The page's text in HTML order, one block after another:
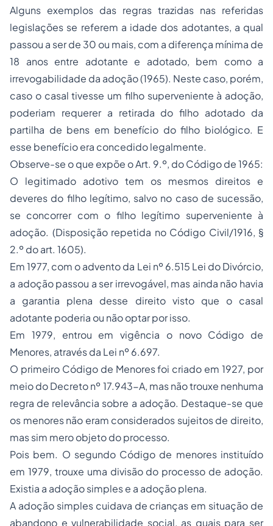
Alguns exemplos das regras trazidas nas referidas
legislações se referem a idade dos adotantes, a qual
passou a ser de 30 ou mais, com a diferença mínima de
18 anos entre adotante e adotado, bem como a
irrevogabilidade da adoção (1965). Neste caso, porém,
caso o casal tivesse um filho superveniente à adoção,
poderiam requerer a retirada do filho adotado da
partilha de bens em benefício do filho biológico. E
esse benefício era concedido legalmente.
Observe-se o que expõe o Art. 9.º, do Código de 1965:
O legitimado adotivo tem os mesmos direitos e
deveres do filho legítimo, salvo no caso de sucessão,
se concorrer com o filho legítimo superveniente à
adoção. (Disposição repetida no Código Civil/1916, §
2.º do art. 1605).
Em 1977, com o advento da Lei nº 6.515 Lei do Divórcio,
a adoção passou a ser irrevogável, mas ainda não havia
a garantia plena desse direito visto que o casal
adotante poderia ou não optar por isso.
Em 1979, entrou em vigência o novo Código de
Menores, através da Lei nº 6.697.
O primeiro Código de Menores foi criado em 1927, por
meio do Decreto nº 17.943-A, mas não trouxe nenhuma
regra de relevância sobre a adoção. Destaque-se que
os menores não eram considerados sujeitos de direito,
mas sim mero objeto do processo.
Pois bem. O segundo Código de menores instituído
em 1979, trouxe uma divisão do processo de adoção.
Existia a adoção simples e a adoção plena.
A adoção simples cuidava de crianças em situação de
abandono e vulnerabilidade social, as quais para ser